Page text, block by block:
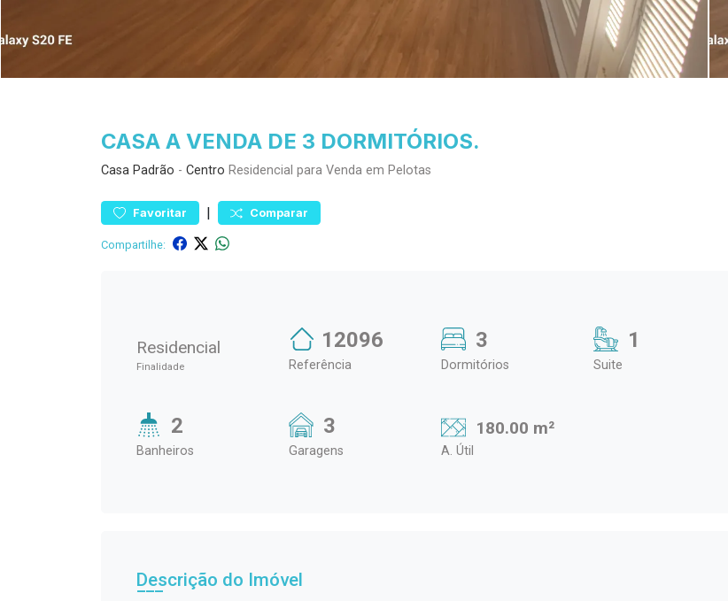
CASA A VENDA DE 3 DORMITÓRIOS.
Casa Padrão - Centro Residencial para Venda em Pelotas
Favoritar | Comparar
Compartilhe:
Residencial
Finalidade
12096
Referência
3
Dormitórios
1
Suite
2
Banheiros
3
Garagens
180.00 m²
A. Útil
Descrição do Imóvel